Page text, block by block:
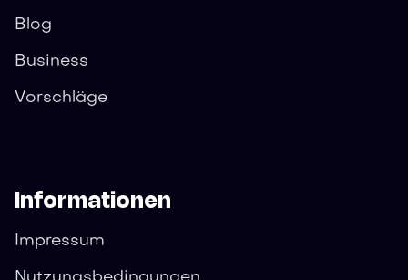
Blog
Business
Vorschläge
Informationen
Impressum